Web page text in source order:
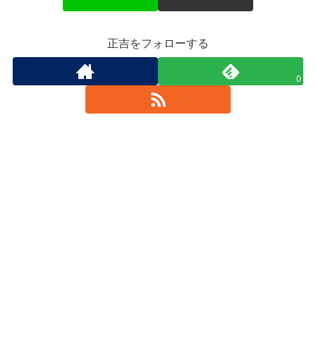
正吉をフォローする
0